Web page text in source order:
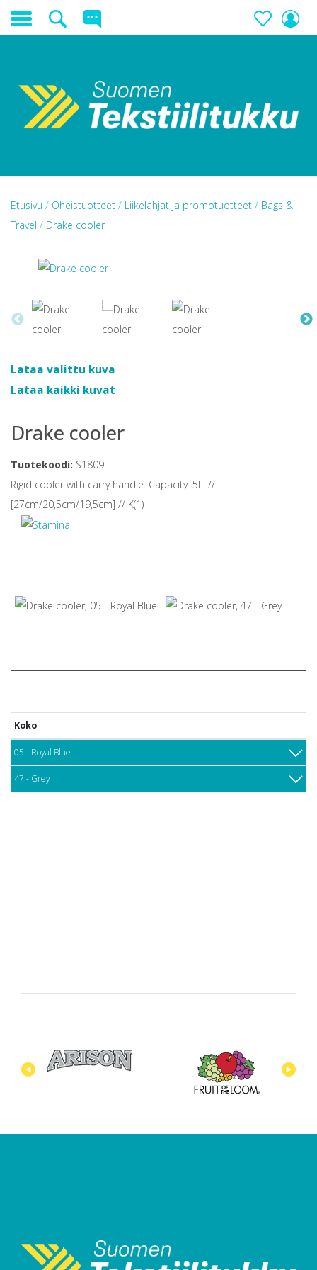
Etusivu / Oheistuotteet / Liikelahjat ja promotuotteet / Bags &
Travel / Drake cooler
Lataa valittu kuva
Lataa kaikki kuvat
Drake cooler
Tuotekoodi: S1809
Rigid cooler with carry handle. Capacity: 5L. //
[27cm/20,5cm/19,5cm] // K(1)
Koko
05 - Royal Blue
47 - Grey